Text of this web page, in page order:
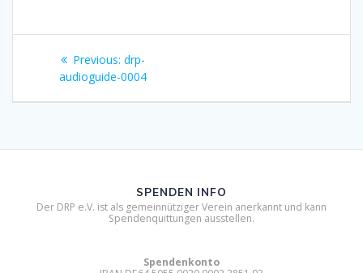
Beitragsnavigation
Previous: Previous
post:
drp-
audioguide-0004
SPENDEN INFO
Der DRP e.V. ist als gemeinnütziger Verein anerkannt und kann
Spendenquittungen ausstellen.
Spendenkonto